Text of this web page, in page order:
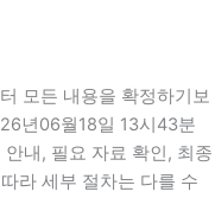
모든 내용을 확정하기보
년06월18일 13시43분
내, 필요 자료 확인, 최종
라 세부 절차는 다를 수